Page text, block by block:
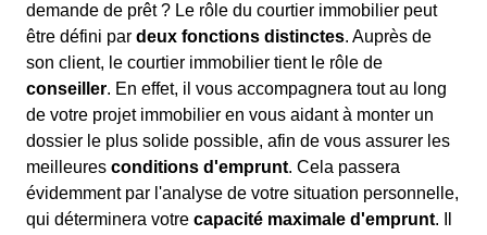
demande de prêt ? Le rôle du courtier immobilier peut
être défini par deux fonctions distinctes. Auprès de
son client, le courtier immobilier tient le rôle de
conseiller. En effet, il vous accompagnera tout au long
de votre projet immobilier en vous aidant à monter un
dossier le plus solide possible, afin de vous assurer les
meilleures conditions d'emprunt. Cela passera
évidemment par l'analyse de votre situation personnelle,
qui déterminera votre capacité maximale d'emprunt. Il